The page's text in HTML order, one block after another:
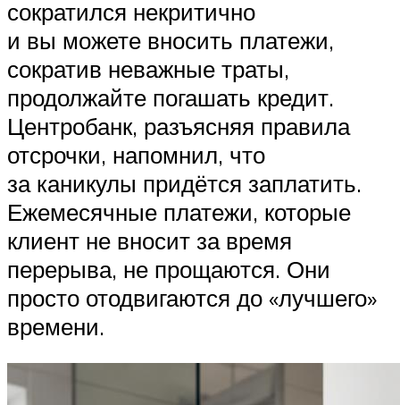
сократился некритично
и вы можете вносить платежи,
сократив неважные траты,
продолжайте погашать кредит.
Центробанк, разъясняя правила
отсрочки, напомнил, что
за каникулы придётся заплатить.
Ежемесячные платежи, которые
клиент не вносит за время
перерыва, не прощаются. Они
просто отодвигаются до «лучшего»
времени.